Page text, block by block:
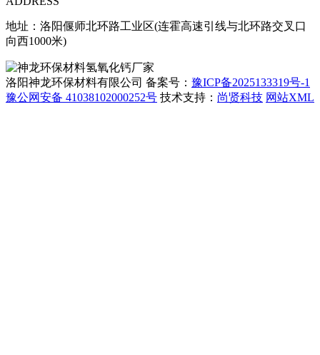
地址：洛阳偃师北环路工业区(连霍高速引线与北环路交叉口
向西1000米)
洛阳神龙环保材料有限公司 备案号： 豫ICP备2025133319号-1
豫公网安备 41038102000252号 技术支持： 尚贤科技 网站XML